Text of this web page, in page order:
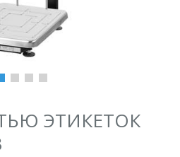
ЭТИКЕТОК